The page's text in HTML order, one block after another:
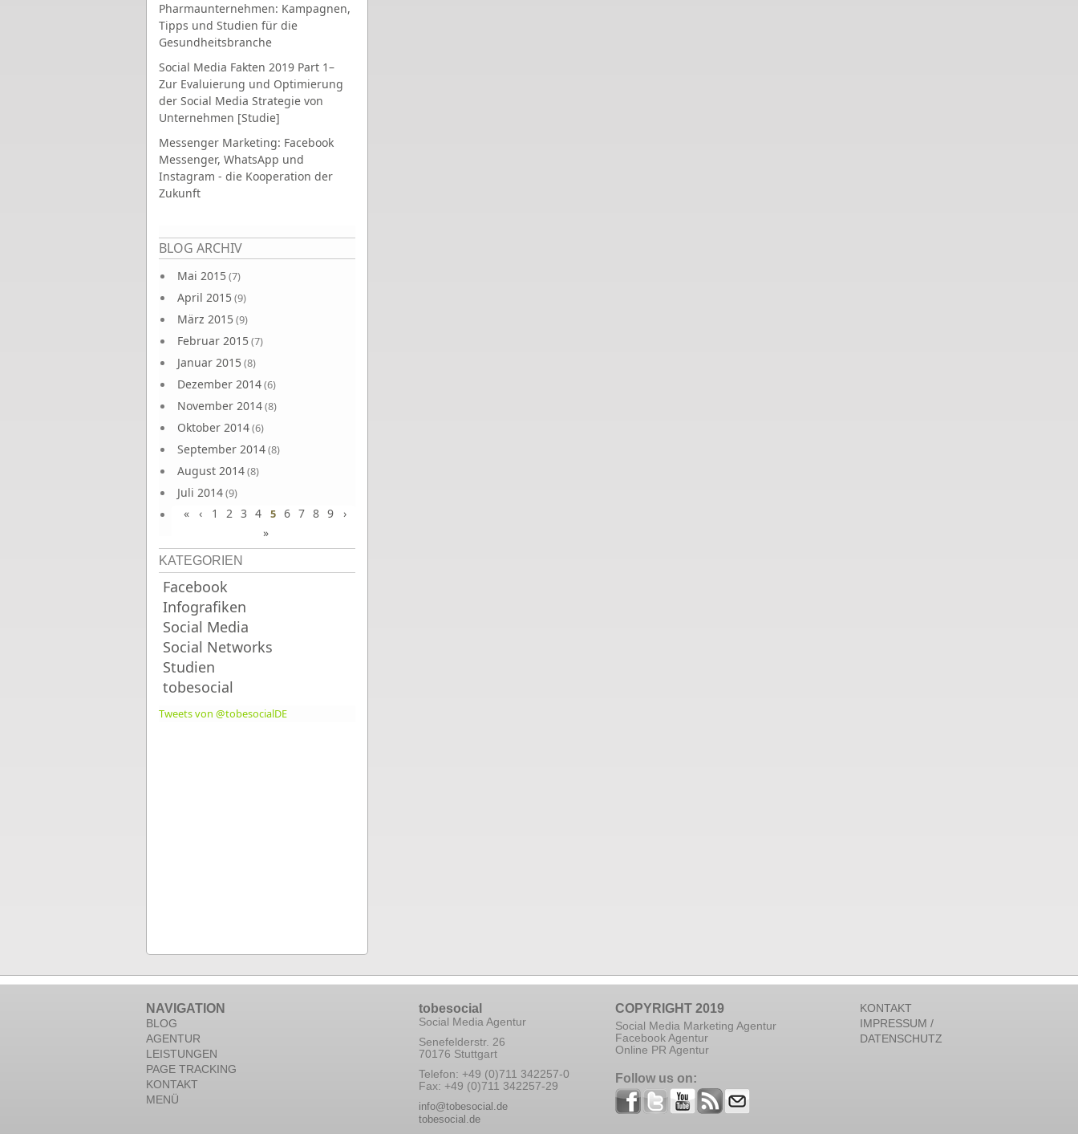
Pharmaunternehmen: Kampagnen,
Tipps und Studien für die
Gesundheitsbranche
Social Media Fakten 2019 Part 1–
Zur Evaluierung und Optimierung
der Social Media Strategie von
Unternehmen [Studie]
Messenger Marketing: Facebook
Messenger, WhatsApp und
Instagram - die Kooperation der
Zukunft
BLOG ARCHIV
Mai 2015(7)
April 2015(9)
März 2015(9)
Februar 2015(7)
Januar 2015(8)
Dezember 2014(6)
November 2014(8)
Oktober 2014(6)
September 2014(8)
August 2014(8)
Juli 2014(9)
Juni 2014(8)
Seiten
« ‹ 1 2 3 4 5 6 7 8 9
›
»
KATEGORIEN
Facebook
Infografiken
Social Media
Social Networks
Studien
tobesocial
Tweets von @tobesocialDE
NAVIGATION
BLOG
AGENTUR
LEISTUNGEN
PAGE TRACKING
KONTAKT
MENÜ
tobesocial
Social Media Agentur
Senefelderstr. 26
70176 Stuttgart
Telefon: +49 (0)711 342257-0
Fax: +49 (0)711 342257-29
info@tobesocial.de
tobesocial.de
COPYRIGHT 2019
Social Media Marketing Agentur
Facebook Agentur
Online PR Agentur
Follow us on:
KONTAKT
IMPRESSUM /
DATENSCHUTZ